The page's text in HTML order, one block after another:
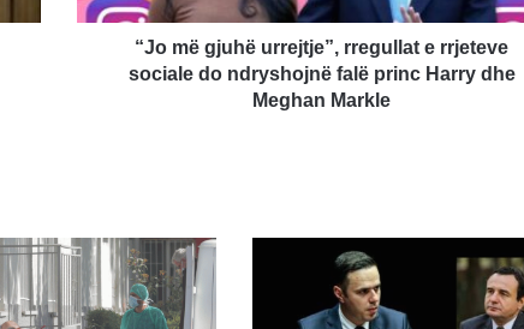
do
ndryshojnë“Jo më gjuhë urrejtje”, rregullat e rrjeteve
sociale do ndryshojnë falë princ Harry dhe
Meghan Markle